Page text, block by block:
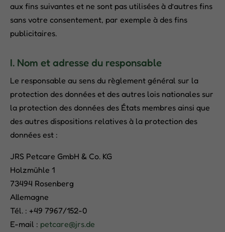
aux fins suivantes et ne sont pas utilisées à d’autres fins
sans votre consentement, par exemple à des fins
publicitaires.
I. Nom et adresse du responsable
Le responsable au sens du règlement général sur la
protection des données et des autres lois nationales sur
la protection des données des États membres ainsi que
des autres dispositions relatives à la protection des
données est :
JRS Petcare GmbH & Co. KG
Holzmühle 1
73494 Rosenberg
Allemagne
Tél. : +49 7967/152-0
E-mail : petcare@jrs.de